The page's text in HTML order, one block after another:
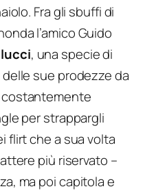
Fra gli sbuffi di
l’amico Guido
, una specie di
sue prodezze da
costantemente
per strappargli
flirt che a sua volta
più riservato –
ma poi capitola e